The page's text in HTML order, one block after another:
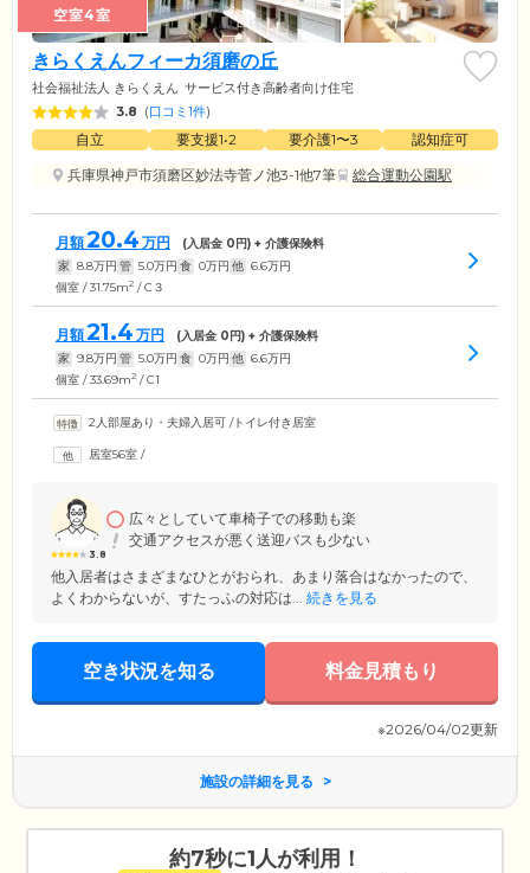
空室4室
きらくえんフィーカ須磨の丘
社会福祉法人 きらくえん サービス付き高齢者向け住宅
3.8 (口コミ1件)
自立 要支援1•2 要介護1〜3
認知症可
兵庫県神戸市須磨区妙法寺菅ノ池3-1他7筆
総合運動公園駅
月額20.4 万円 (入居金 0円) + 介護保険料
家 8.8万円 管 5.0万円 食 0万円 他 6.6万円
個室 / 31.75m2 / C３
月額21.4 万円 (入居金 0円) + 介護保険料
家 9.8万円 管 5.0万円 食 0万円 他 6.6万円
個室 / 33.69m2 / C1
2人部屋あり・夫婦入居可 /トイレ付き居室
居室56室 /
3.8
広々としていて車椅子での移動も楽
交通アクセスが悪く送迎バスも少ない
他入居者はさまざまなひとがおられ、あまり落合はなかったので、
よくわからないが、すたっふの対応は... 続きを見る
空き状況を知る 料金見積もり
※2026/04/02更新
施設の詳細を見る
約7秒に1人が利用！